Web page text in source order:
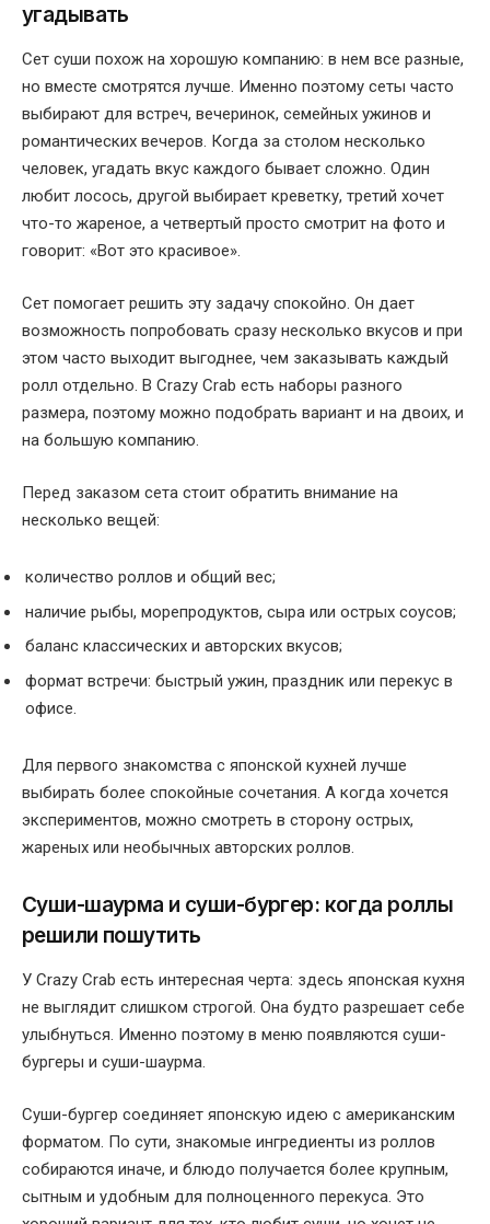
угадывать
Сет суши похож на хорошую компанию: в нем все разные,
но вместе смотрятся лучше. Именно поэтому сеты часто
выбирают для встреч, вечеринок, семейных ужинов и
романтических вечеров. Когда за столом несколько
человек, угадать вкус каждого бывает сложно. Один
любит лосось, другой выбирает креветку, третий хочет
что-то жареное, а четвертый просто смотрит на фото и
говорит: «Вот это красивое».
Сет помогает решить эту задачу спокойно. Он дает
возможность попробовать сразу несколько вкусов и при
этом часто выходит выгоднее, чем заказывать каждый
ролл отдельно. В Crazy Crab есть наборы разного
размера, поэтому можно подобрать вариант и на двоих, и
на большую компанию.
Перед заказом сета стоит обратить внимание на
несколько вещей:
количество роллов и общий вес;
наличие рыбы, морепродуктов, сыра или острых соусов;
баланс классических и авторских вкусов;
формат встречи: быстрый ужин, праздник или перекус в
офисе.
Для первого знакомства с японской кухней лучше
выбирать более спокойные сочетания. А когда хочется
экспериментов, можно смотреть в сторону острых,
жареных или необычных авторских роллов.
Суши-шаурма и суши-бургер: когда роллы
решили пошутить
У Crazy Crab есть интересная черта: здесь японская кухня
не выглядит слишком строгой. Она будто разрешает себе
улыбнуться. Именно поэтому в меню появляются суши-
бургеры и суши-шаурма.
Суши-бургер соединяет японскую идею с американским
форматом. По сути, знакомые ингредиенты из роллов
собираются иначе, и блюдо получается более крупным,
сытным и удобным для полноценного перекуса. Это